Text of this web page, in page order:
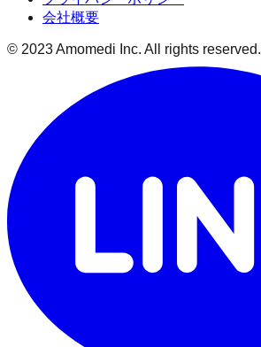
会社概要
© 2023 Amomedi Inc. All rights reserved.